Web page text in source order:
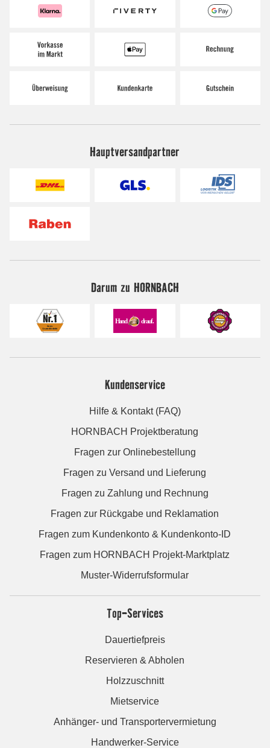
Hauptversandpartner
Darum zu HORNBACH
Kundenservice
Hilfe & Kontakt (FAQ)
HORNBACH Projektberatung
Fragen zur Onlinebestellung
Fragen zu Versand und Lieferung
Fragen zu Zahlung und Rechnung
Fragen zur Rückgabe und Reklamation
Fragen zum Kundenkonto & Kundenkonto-ID
Fragen zum HORNBACH Projekt-Marktplatz
Muster-Widerrufsformular
Top-Services
Dauertiefpreis
Reservieren & Abholen
Holzzuschnitt
Mietservice
Anhänger- und Transportervermietung
Handwerker-Service